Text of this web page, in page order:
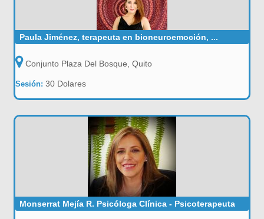
Paula Jiménez, terapeuta en bioneuroemoción, ...
Conjunto Plaza Del Bosque, Quito
Sesión:30 Dolares
Monserrat Mejía R. Psicóloga Clínica - Psicoterapeuta